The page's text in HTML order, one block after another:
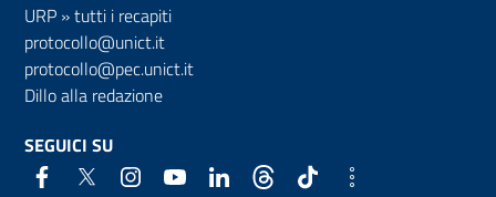
URP »tutti i recapiti
protocollo@unict.it
protocollo@pec.unict.it
Dillo alla redazione
SEGUICI SU